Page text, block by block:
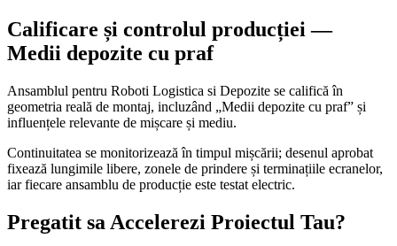
Calificare și controlul producției —
Medii depozite cu praf
Ansamblul pentru Roboti Logistica si Depozite se califică în
geometria reală de montaj, incluzând „Medii depozite cu praf” și
influențele relevante de mișcare și mediu.
Continuitatea se monitorizează în timpul mișcării; desenul aprobat
fixează lungimile libere, zonele de prindere și terminațiile ecranelor,
iar fiecare ansamblu de producție este testat electric.
Pregatit sa Accelerezi Proiectul Tau?